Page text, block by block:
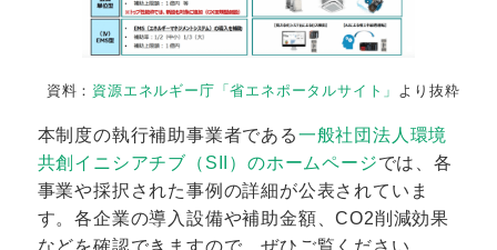
資料： 資源エネルギー庁「省エネポータルサイト」 より抜粋
本制度の執行補助事業者である一般社団法人環境
共創イニシアチブ（SII）のホームページでは、各
事業や採択された事例の詳細が公表されていま
す。各企業の導入設備や補助金額、CO2削減効果
などを確認できますので、ぜひご覧ください。